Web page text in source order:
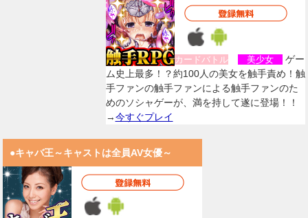
カードバトル 美少女
ゲー
ム史上最多！？約100人の美女を触手責め！触
手ファンの触手ファンによる触手ファンのた
めのソシャゲーが、満を持して遂に登場！！
→今すぐプレイ
●キャバ王～キャストは全員AV女優～